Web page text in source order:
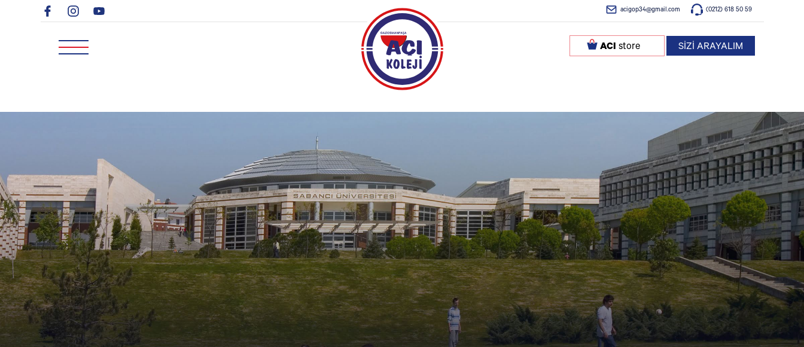
acigop34@gmail.com (0212) 618 50 59
ACI store SİZİ ARAYALIM